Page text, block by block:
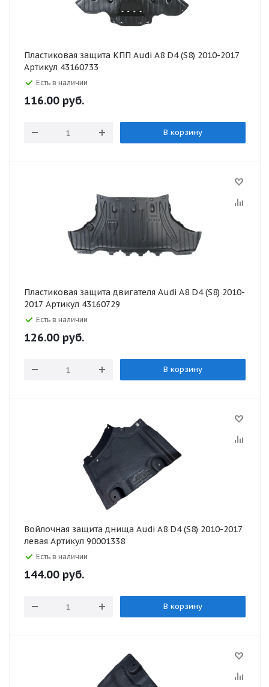
Пластиковая защита КПП Audi A8 D4 (S8) 2010-2017
Артикул 43160733
Есть в наличии
116.00 руб.
В корзину
Пластиковая защита двигателя Audi A8 D4 (S8) 2010-
2017 Артикул 43160729
Есть в наличии
126.00 руб.
В корзину
Войлочная защита днища Audi A8 D4 (S8) 2010-2017
левая Артикул 90001338
Есть в наличии
144.00 руб.
В корзину